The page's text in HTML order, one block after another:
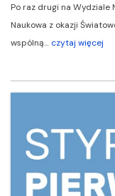
Po raz drugi na Wydziale
Naukowa z okazji
wspólną… czytaj więcej